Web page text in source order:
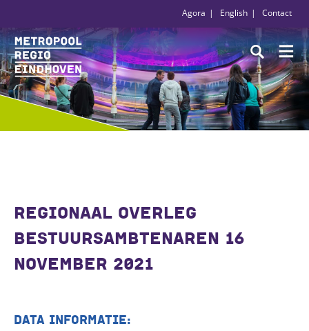
Agora English Contact
REGIONAAL OVERLEG
BESTUURSAMBTENAREN 16
NOVEMBER 2021
DATA INFORMATIE: